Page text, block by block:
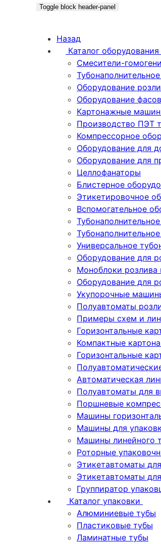
Toggle block header-panel
Назад
Каталог оборудования
Смесители-
Оборудование
Оборудование
Картонажные
Производство ПЭТ
Компрессорное
Оборудование для
Оборудование для
Целлофанаторы
Блистерное
Этикетировочное
Вспомогательное
Универсальное
Оборудование для
Моноблоки розлива
Оборудование для
Укупорочные
Полуавтоматы
Примеры схем и
Горизонтальные
Компактные
Горизонтальные
Автоматическая
Полуавтоматы для
Поршневые
Машины
Машины для
Машины линейного
Роторные
Этикетавтоматы
Этикетавтоматы
Группиратор
Каталог упаковки
Алюминиевые тубы
Пластиковые тубы
Ламинатные тубы